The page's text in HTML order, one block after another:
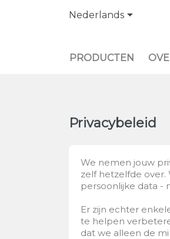
Nederlands
PRODUCTEN
Privacybeleid
We nemen jouw
zelf hetzelfde
persoonlijke data -
Er zijn echter
te helpen
dat we alleen de